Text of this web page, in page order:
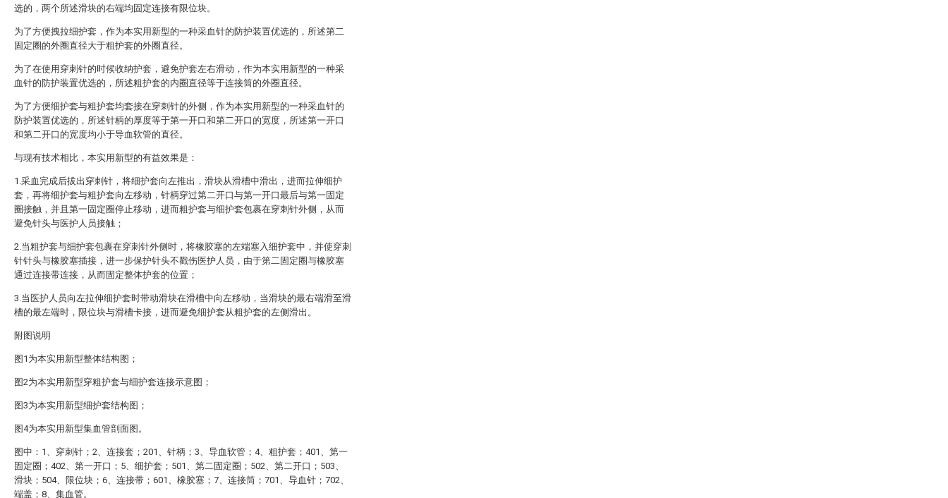
选的，两个所述滑块的右端均固定连接有限位块。
为了方便拽拉细护套，作为本实用新型的一种采血针的防护装置优选的，所述第二
固定圈的外圈直径大于粗护套的外圈直径。
为了在使用穿刺针的时候收纳护套，避免护套左右滑动，作为本实用新型的一种采
血针的防护装置优选的，所述粗护套的内圈直径等于连接筒的外圈直径。
为了方便细护套与粗护套均套接在穿刺针的外侧，作为本实用新型的一种采血针的
防护装置优选的，所述针柄的厚度等于第一开口和第二开口的宽度，所述第一开口
和第二开口的宽度均小于导血软管的直径。
与现有技术相比，本实用新型的有益效果是：
1.采血完成后拔出穿刺针，将细护套向左推出，滑块从滑槽中滑出，进而拉伸细护
套，再将细护套与粗护套向左移动，针柄穿过第二开口与第一开口最后与第一固定
圈接触，并且第一固定圈停止移动，进而粗护套与细护套包裹在穿刺针外侧，从而
避免针头与医护人员接触；
2.当粗护套与细护套包裹在穿刺针外侧时，将橡胶塞的左端塞入细护套中，并使穿刺
针针头与橡胶塞插接，进一步保护针头不戳伤医护人员，由于第二固定圈与橡胶塞
通过连接带连接，从而固定整体护套的位置；
3.当医护人员向左拉伸细护套时带动滑块在滑槽中向左移动，当滑块的最右端滑至滑
槽的最左端时，限位块与滑槽卡接，进而避免细护套从粗护套的左侧滑出。
附图说明
图1为本实用新型整体结构图；
图2为本实用新型穿粗护套与细护套连接示意图；
图3为本实用新型细护套结构图；
图4为本实用新型集血管剖面图。
图中：1、穿刺针；2、连接套；201、针柄；3、导血软管；4、粗护套；401、第一
固定圈；402、第一开口；5、细护套；501、第二固定圈；502、第二开口；503、
滑块；504、限位块；6、连接带；601、橡胶塞；7、连接筒；701、导血针；702、
端盖；8、集血管。